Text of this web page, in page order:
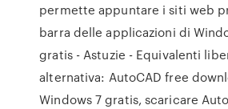
permette appuntare i siti web
barra delle applicazioni di
gratis - Astuzie - Equivalenti
alternativa: AutoCAD free
Windows 7 gratis, scaricare